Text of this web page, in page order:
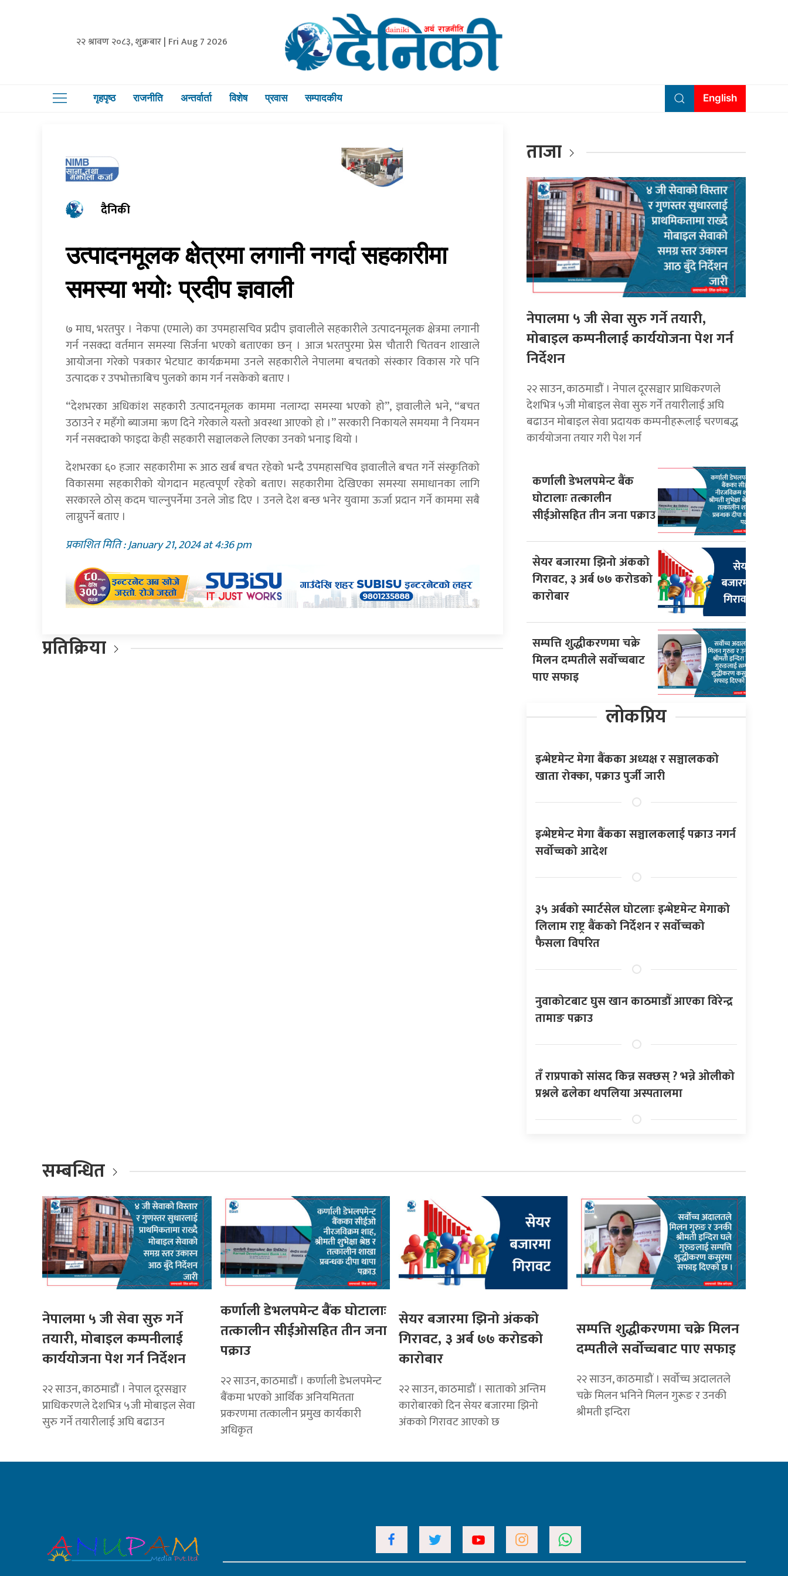
२२ श्रावण २०८३, शुक्रबार | Fri Aug 7 2026
गृहपृष्ठ राजनीति अन्तर्वार्ता विशेष प्रवास सम्पादकीय English
दैनिकी
उत्पादनमूलक क्षेत्रमा लगानी नगर्दा सहकारीमा
समस्या भयोः प्रदीप ज्ञवाली
७ माघ, भरतपुर । नेकपा (एमाले) का उपमहासचिव प्रदीप ज्ञवालीले सहकारीले उत्पादनमूलक क्षेत्रमा लगानी
गर्न नसक्दा वर्तमान समस्या सिर्जना भएको बताएका छन् । आज भरतपुरमा प्रेस चौतारी चितवन शाखाले
आयोजना गरेको पत्रकार भेटघाट कार्यक्रममा उनले सहकारीले नेपालमा बचतको संस्कार विकास गरे पनि
उत्पादक र उपभोक्ताबिच पुलको काम गर्न नसकेको बताए ।
“देशभरका अधिकांश सहकारी उत्पादनमूलक काममा नलाग्दा समस्या भएको हो”, ज्ञवालीले भने, “बचत
उठाउने र महँगो ब्याजमा ऋण दिने गरेकाले यस्तो अवस्था आएको हो ।” सरकारी निकायले समयमा नै नियमन
गर्न नसक्दाको फाइदा केही सहकारी सञ्चालकले लिएका उनको भनाइ थियो ।
देशभरका ६० हजार सहकारीमा रू आठ खर्ब बचत रहेको भन्दै उपमहासचिव ज्ञवालीले बचत गर्ने संस्कृतिको
विकासमा सहकारीको योगदान महत्वपूर्ण रहेको बताए। सहकारीमा देखिएका समस्या समाधानका लागि
सरकारले ठोस् कदम चाल्नुपर्नेमा उनले जोड दिए । उनले देश बन्छ भनेर युवामा ऊर्जा प्रदान गर्ने काममा सबै
लाग्नुपर्ने बताए ।
प्रकाशित मिति : January 21, 2024 at 4:36 pm
प्रतिक्रिया
ताजा
नेपालमा ५ जी सेवा सुरु गर्ने तयारी,
मोबाइल कम्पनीलाई कार्ययोजना पेश गर्न
निर्देशन
२२ साउन, काठमाडाैं । नेपाल दूरसञ्चार प्राधिकरणले
देशभित्र ५जी मोबाइल सेवा सुरु गर्ने तयारीलाई अघि
बढाउन मोबाइल सेवा प्रदायक कम्पनीहरूलाई चरणबद्ध
कार्ययोजना तयार गरी पेश गर्न
कर्णाली डेभलपमेन्ट बैंक
घोटालाः तत्कालीन
सीईओसहित तीन जना पक्राउ
सेयर बजारमा झिनो अंकको
गिरावट, ३ अर्ब ७७ करोडको
कारोबार
सम्पत्ति शुद्धीकरणमा चक्रे
मिलन दम्पतीले सर्वोच्चबाट
पाए सफाइ
लोकप्रिय
इन्भेष्टमेन्ट मेगा बैंकका अध्यक्ष र सञ्चालकको
खाता रोक्का, पक्राउ पुर्जी जारी
इन्भेष्टमेन्ट मेगा बैंकका सञ्चालकलाई पक्राउ नगर्न
सर्वोच्चको आदेश
३५ अर्बको स्मार्टसेल घोटलाः इन्भेष्टमेन्ट मेगाको
लिलाम राष्ट्र बैंकको निर्देशन र सर्वोच्चको
फैसला विपरित
नुवाकोटबाट घुस खान काठमाडौँ आएका विरेन्द्र
तामाङ पक्राउ
तँ राप्रपाको सांसद किन्न सक्छस् ? भन्ने ओलीको
प्रश्नले ढलेका थपलिया अस्पतालमा
सम्बन्धित
नेपालमा ५ जी सेवा सुरु गर्ने
तयारी, मोबाइल कम्पनीलाई
कार्ययोजना पेश गर्न निर्देशन
२२ साउन, काठमाडाैं । नेपाल दूरसञ्चार
प्राधिकरणले देशभित्र ५जी मोबाइल सेवा
सुरु गर्ने तयारीलाई अघि बढाउन
कर्णाली डेभलपमेन्ट बैंक घोटालाः
तत्कालीन सीईओसहित तीन जना
पक्राउ
२२ साउन, काठमाडाैं । कर्णाली डेभलपमेन्ट
बैंकमा भएको आर्थिक अनियमितता
प्रकरणमा तत्कालीन प्रमुख कार्यकारी
अधिकृत
सेयर बजारमा झिनो अंकको
गिरावट, ३ अर्ब ७७ करोडको
कारोबार
२२ साउन, काठमाडौं । साताको अन्तिम
कारोबारकाे दिन सेयर बजारमा झिनो
अंकको गिरावट आएको छ
सम्पत्ति शुद्धीकरणमा चक्रे मिलन
दम्पतीले सर्वोच्चबाट पाए सफाइ
२२ साउन, काठमाडौं । सर्वोच्च अदालतले
चक्रे मिलन भनिने मिलन गुरूङ र उनकी
श्रीमती इन्दिरा